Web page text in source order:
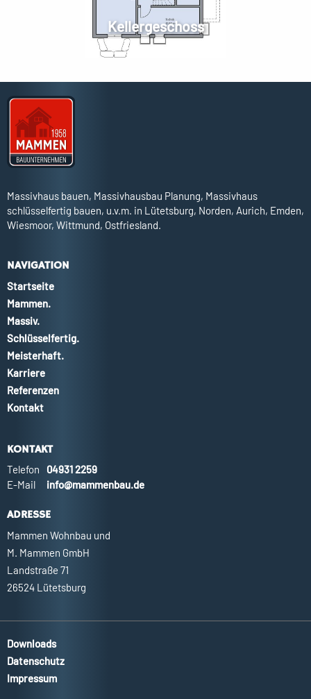
Kellergeschoss
Massivhaus bauen, Massivhausbau Planung, Massivhaus
schlüsselfertig bauen, u.v.m. in Lütetsburg, Norden, Aurich, Emden,
Wiesmoor, Wittmund, Ostfriesland.
NAVIGATION
Startseite
Mammen.
Massiv.
Schlüsselfertig.
Meisterhaft.
Karriere
Referenzen
Kontakt
KONTAKT
Telefon
04931 2259
E-Mail
info@mammenbau.de
ADRESSE
Mammen Wohnbau und
M. Mammen GmbH
Landstraße 71
26524 Lütetsburg
Downloads
Datenschutz
Impressum